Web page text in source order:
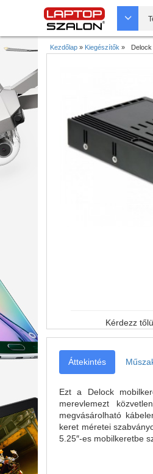
Kezdőlap » Kiegészítők »
Kérdezz
Áttekintés
Ezt a Delock
merevlemezt
megvásárolható
keret méretei
5.25″-es mobilkeretbe